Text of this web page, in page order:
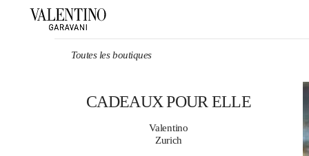
Toutes les boutiques
CADEAUX POUR ELLE
Valentino
Zurich